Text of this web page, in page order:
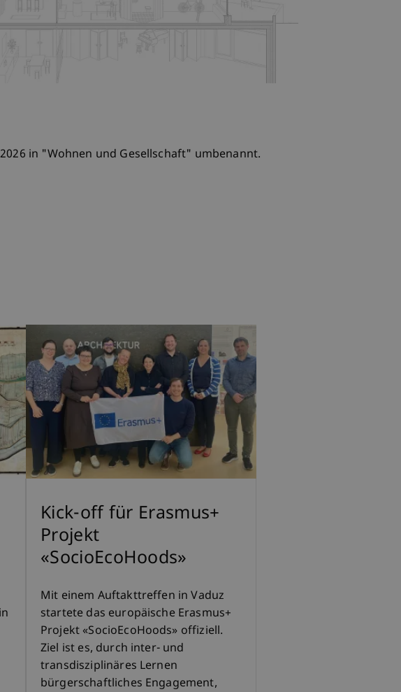
in "Wohnen und Gesellschaft" umbenannt.
Kick-off für Erasmus+
Projekt
«SocioEcoHoods»
Mit einem Auftakttreffen in Vaduz
startete das europäische Erasmus+
Projekt «SocioEcoHoods» offiziell.
Ziel ist es, durch inter- und
transdisziplinäres Lernen
bürgerschaftliches Engagement,